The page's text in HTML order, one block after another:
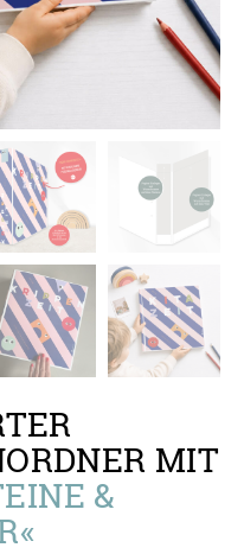
MIT
&